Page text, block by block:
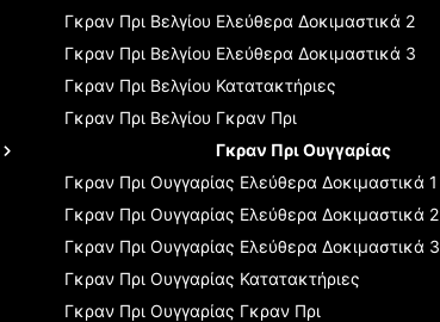
Γκραν Πρι Βελγίου Ελεύθερα Δοκιμαστικά 2
Γκραν Πρι Βελγίου Ελεύθερα Δοκιμαστικά 3
Γκραν Πρι Βελγίου Κατατακτήριες
Γκραν Πρι Βελγίου Γκραν Πρι
Γκραν Πρι Ουγγαρίας
Γκραν Πρι Ουγγαρίας Ελεύθερα Δοκιμαστικά 1
Γκραν Πρι Ουγγαρίας Ελεύθερα Δοκιμαστικά 2
Γκραν Πρι Ουγγαρίας Ελεύθερα Δοκιμαστικά 3
Γκραν Πρι Ουγγαρίας Κατατακτήριες
Γκραν Πρι Ουγγαρίας Γκραν Πρι